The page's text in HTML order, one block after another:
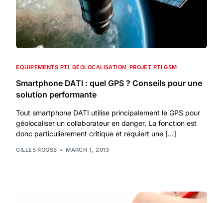
EQUIPEMENTS PTI,GÉOLOCALISATION, PROJET PTI GSM
Smartphone DATI : quel GPS ? Conseils pour une
solution performante
Tout smartphone DATI utilise principalement le GPS pour
géolocaliser un collaborateur en danger. La fonction est
donc particulièrement critique et requiert une […]
GILLES ROOSS MARCH 1, 2013